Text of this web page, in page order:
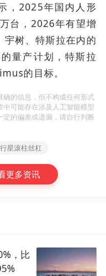
，2025年国内人形
台，2026年有望增
树、特斯拉在内的
量产计划，特斯拉
的目标。
确的信息，但不构成任何形式
可能存在涉及人工智能模型
的偏差或遗漏，请自行判断
行星滚柱丝杠
更多资讯
，比